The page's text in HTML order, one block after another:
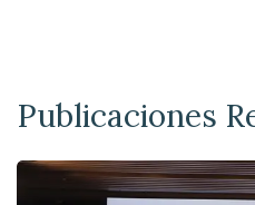
Publicaciones